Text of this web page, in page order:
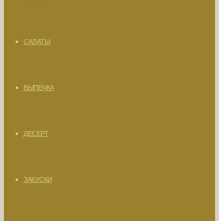
САЛАТЫ
ВЫПЕЧКА
ДЕСЕРТ
ЗАКУСКИ